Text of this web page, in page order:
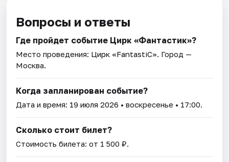
Вопросы и ответы
Где пройдет событие Цирк «Фантастик»?
Место проведения: Цирк «FantastiC». Город —
Москва.
Когда запланирован событие?
Дата и время: 19 июля 2026 • воскресенье • 17:00.
Сколько стоит билет?
Стоимость билета: от 1 500 ₽.